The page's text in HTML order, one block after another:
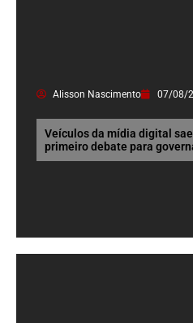
Alisson Nascimento 07/08/
Veículos da mídia digital
primeiro debate para